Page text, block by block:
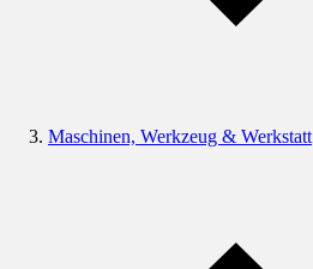
Maschinen, Werkzeug & Werkstatt